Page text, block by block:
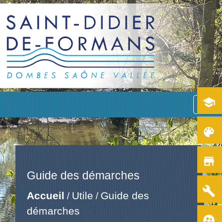
menu
Guide des démarches
Accueil / Utile / Guide des
démarches
school
color_lens
store
build